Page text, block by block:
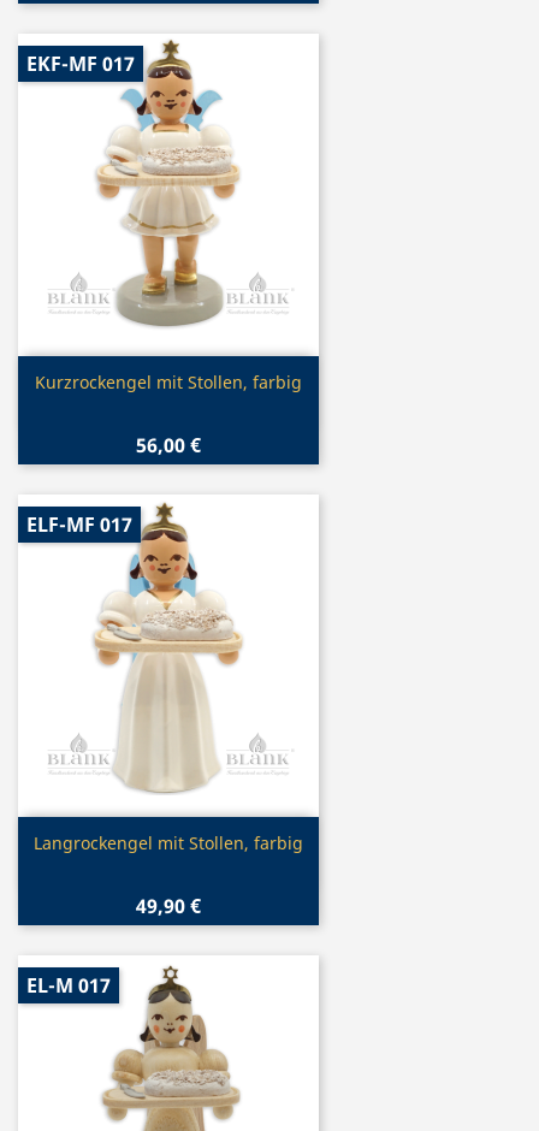
Vorschau
Kurzrockengel mit Stollen, farbig
56,00 €
EKF-MF 017
Vorschau
Langrockengel mit Stollen, farbig
49,90 €
ELF-MF 017
EL-M 017